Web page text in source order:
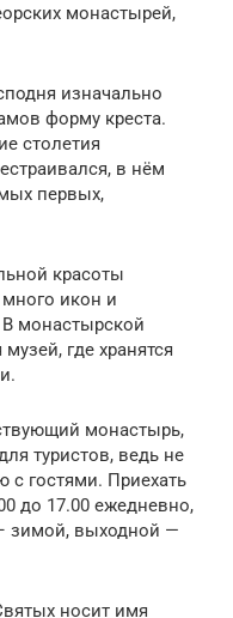
монастырей,
изначально
форму креста.
столетия
в нём
первых,
красоты
икон и
монастырской
где хранятся
монастырь,
туристов, ведь не
с гостями. Приехать
до 17.00 ежедневно,
зимой, выходной —
носит имя